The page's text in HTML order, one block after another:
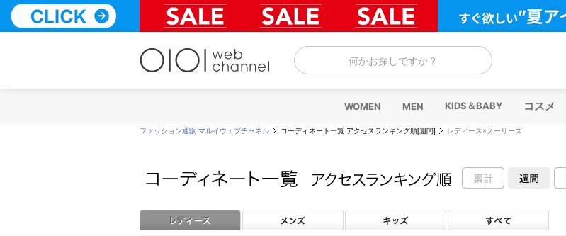
テ
何かお探しですか？
WOMEN MEN KIDS＆BABY コスメ
ファッション通販 マルイウェブチャネル コーディネート一覧 アクセスランキング順[週間] レディース×ノーリーズ